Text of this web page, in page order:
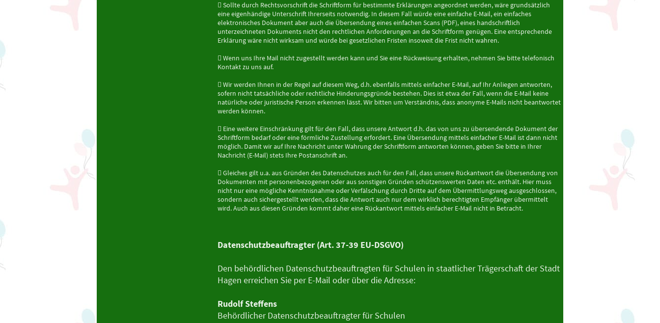
 Sollte durch Rechtsvorschrift die Schriftform für bestimmte Erklärungen angeordnet werden, wäre grundsätzlich
eine eigenhändige Unterschrift Ihrerseits notwendig. In diesem Fall würde eine einfache E-Mail, ein einfaches
elektronisches Dokument aber auch die Übersendung eines einfachen Scans (PDF), eines handschriftlich
unterzeichneten Dokuments nicht den rechtlichen Anforderungen an die Schriftform genügen. Eine entsprechende
Erklärung wäre nicht wirksam und würde bei gesetzlichen Fristen insoweit die Frist nicht wahren.
 Wenn uns Ihre Mail nicht zugestellt werden kann und Sie eine Rückweisung erhalten, nehmen Sie bitte telefonisch
Kontakt zu uns auf.
 Wir werden Ihnen in der Regel auf diesem Weg, d.h. ebenfalls mittels einfacher E-Mail, auf Ihr Anliegen antworten,
sofern nicht tatsächliche oder rechtliche Hinderungsgründe bestehen. Dies ist etwa der Fall, wenn die E-Mail keine
natürliche oder juristische Person erkennen lässt. Wir bitten um Verständnis, dass anonyme E-Mails nicht beantwortet
werden können.
 Eine weitere Einschränkung gilt für den Fall, dass unsere Antwort d.h. das von uns zu übersendende Dokument der
Schriftform bedarf oder eine förmliche Zustellung erfordert. Eine Übersendung mittels einfacher E-Mail ist dann nicht
möglich. Damit wir auf Ihre Nachricht unter Wahrung der Schriftform antworten können, geben Sie bitte in Ihrer
Nachricht (E-Mail) stets Ihre Postanschrift an.
 Gleiches gilt u.a. aus Gründen des Datenschutzes auch für den Fall, dass unsere Rückantwort die Übersendung von
Dokumenten mit personenbezogenen oder aus sonstigen Gründen schützenswerten Daten etc. enthält. Hier muss
nicht nur eine mögliche Kenntnisnahme oder Verfälschung durch Dritte auf dem Übermittlungsweg ausgeschlossen,
sondern auch sichergestellt werden, dass die Antwort auch nur dem wirklich berechtigten Empfänger übermittelt
wird. Auch aus diesen Gründen kommt daher eine Rückantwort mittels einfacher E-Mail nicht in Betracht.
Datenschutzbeauftragter (Art. 37-39 EU-DSGVO)
Den behördlichen Datenschutzbeauftragten für Schulen in staatlicher Trägerschaft der Stadt
Hagen erreichen Sie per E-Mail oder über die Adresse:
Rudolf Steffens
Behördlicher Datenschutzbeauftragter für Schulen